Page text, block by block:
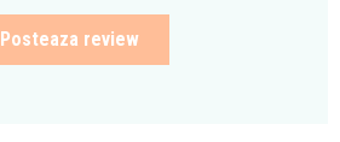
Posteaza review